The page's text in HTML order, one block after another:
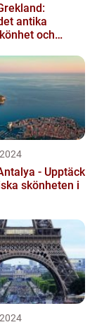
antika
och
- Upptäck
skönheten i